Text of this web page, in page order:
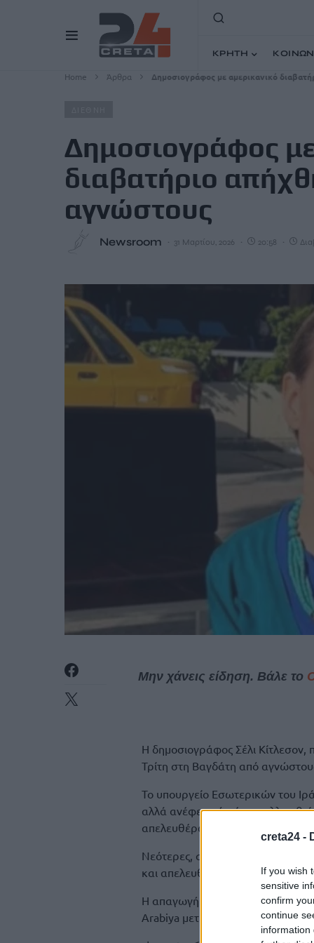
creta24 -
If you wish
sensitive
confirm
continue
information
ΚΡΗΤΗ
Home Άρθρα Δημοσιογράφος με αμερικανικό
Δημοσιογράφος
διαβατήριο
αγνώστους
Newsroom 31 Μαρτίου, 2026 20:58
Μην χάνεις είδηση. Βάλε το
Η δημοσιογράφος Σέλι Κίτλεσον,
Τρίτη στη Βαγδάτη από
Το υπουργείο Εσωτερικών του
αλλά ανέφερε ότι έχει
απελευθέρωσή της.
Νεότερες, ανεπιβεβαίωτες
και απελευθερώθηκε.
Η απαγωγή έλαβε χώρα κοντά
Arabiya μετέδωσε βίντεο από